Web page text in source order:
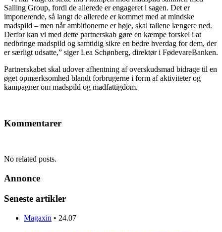
Salling Group, fordi de allerede er engageret i sagen. Det er
imponerende, så langt de allerede er kommet med at mindske
madspild – men når ambitionerne er høje, skal tallene længere ned.
Derfor kan vi med dette partnerskab gøre en kæmpe forskel i at
nedbringe madspild og samtidig sikre en bedre hverdag for dem, der
er særligt udsatte,” siger Lea Schønberg, direktør i FødevareBanken.
Partnerskabet skal udover afhentning af overskudsmad bidrage til en
øget opmærksomhed blandt forbrugerne i form af aktiviteter og
kampagner om madspild og madfattigdom.
Kommentarer
No related posts.
Annonce
Seneste artikler
Magaxin • 24.07